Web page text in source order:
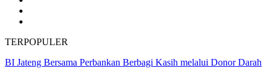
TERPOPULER
BI Jateng Bersama Perbankan Berbagi Kasih melalui Donor Darah